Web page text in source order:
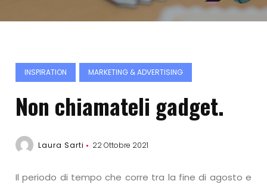
INSPIRATION MARKETING & ADVERTISING
Non chiamateli gadget.
Laura Sarti 22 Ottobre 2021
Il periodo di tempo che corre tra la fine di agosto e